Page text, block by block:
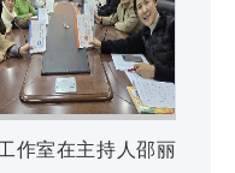
作室在主持人邵丽